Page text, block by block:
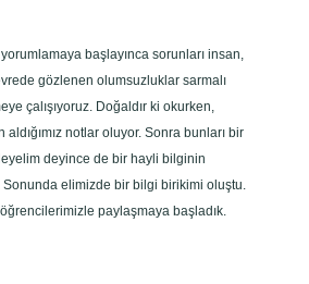
başlayınca sorunları insan,
gözlenen olumsuzluklar sarmalı
çalışıyoruz. Doğaldır ki okurken,
aldığımız notlar oluyor. Sonra bunları bir
deyince de bir hayli bilginin
Sonunda elimizde bir bilgi birikimi oluştu.
paylaşmaya başladık.